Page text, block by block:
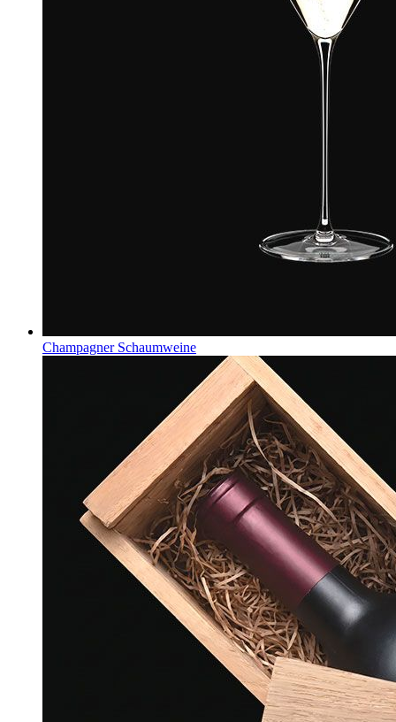
Champagner Schaumweine